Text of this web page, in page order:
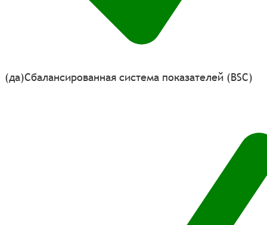
(да)Сбалансированная система показателей (BSC)